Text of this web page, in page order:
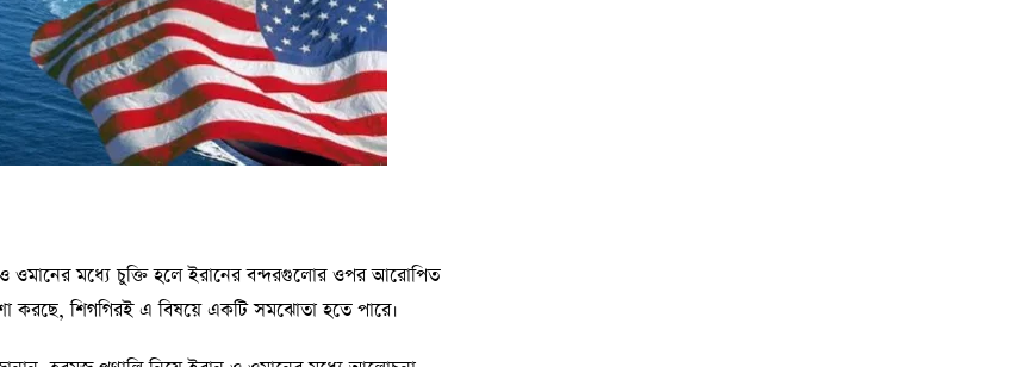
ও ওমানের মধ্যে চুক্তি হলে ইরানের বন্দরগুলোর ওপর আরোপিত
করছে, শিগগিরই এ বিষয়ে একটি সমঝোতা হতে পারে।